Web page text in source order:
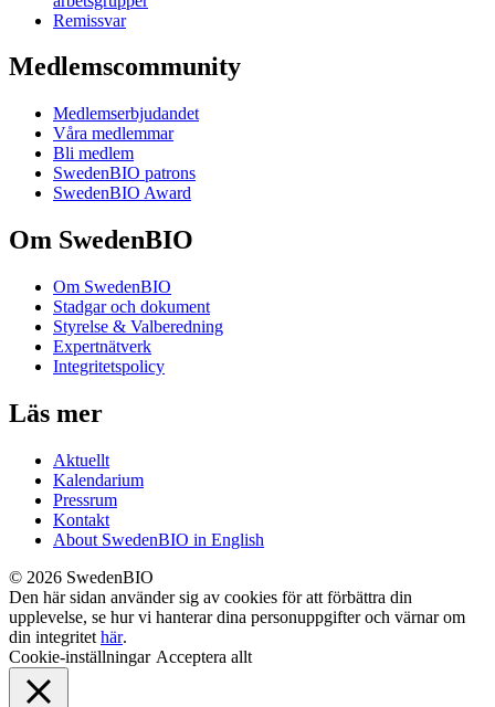
Remissvar
Medlemscommunity
Medlemserbjudandet
Våra medlemmar
Bli medlem
SwedenBIO patrons
SwedenBIO Award
Om SwedenBIO
Om SwedenBIO
Stadgar och dokument
Styrelse & Valberedning
Expertnätverk
Integritetspolicy
Läs mer
Aktuellt
Kalendarium
Pressrum
Kontakt
About SwedenBIO in English
© 2026 SwedenBIO
Den här sidan använder sig av cookies för att förbättra din
upplevelse, se hur vi hanterar dina personuppgifter och värnar om
din integritet här.
Cookie-inställningar Acceptera allt